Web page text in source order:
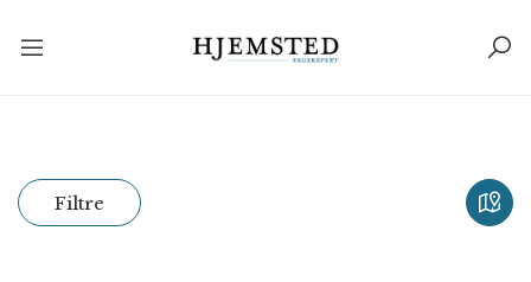
Filtre